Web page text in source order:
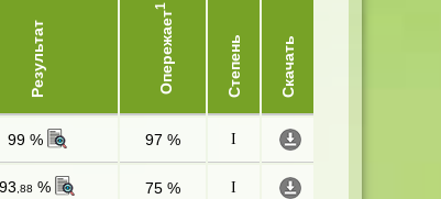
Результат Опережает
1
Степень Скачать
99 % 97 % I
93 ,88 % 75 % I